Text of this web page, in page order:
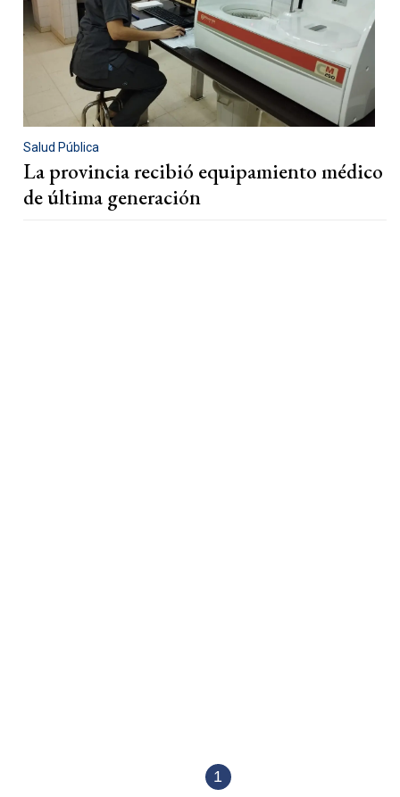
Salud Pública
La provincia recibió equipamiento médico
de última generación
1